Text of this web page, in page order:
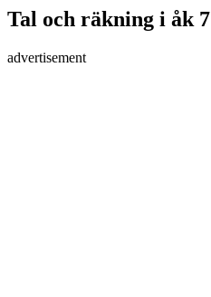
Tal och räkning i åk 7
advertisement